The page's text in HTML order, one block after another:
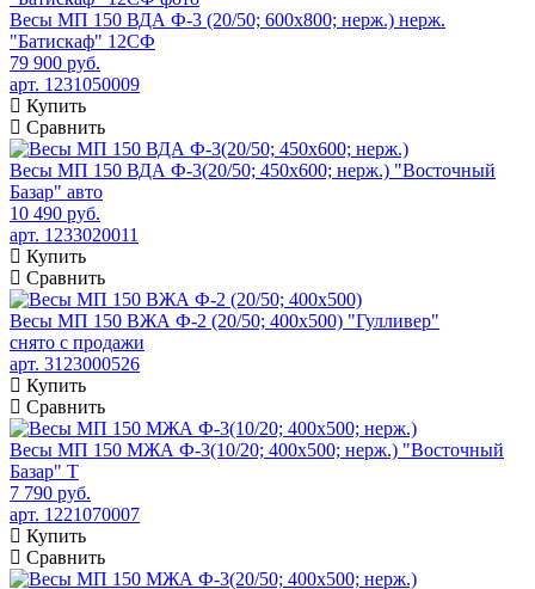
Весы МП 150 ВДА Ф-3 (20/50; 600х800; нерж.) нерж.
"Батискаф" 12СФ
79 900 руб.
арт. 1231050009
Купить
Сравнить
Весы МП 150 ВДА Ф-3(20/50; 450х600; нерж.) "Восточный
Базар" авто
10 490 руб.
арт. 1233020011
Купить
Сравнить
Весы МП 150 ВЖА Ф-2 (20/50; 400х500) "Гулливер"
снято с продажи
арт. 3123000526
Купить
Сравнить
Весы МП 150 МЖА Ф-3(10/20; 400х500; нерж.) "Восточный
Базар" Т
7 790 руб.
арт. 1221070007
Купить
Сравнить